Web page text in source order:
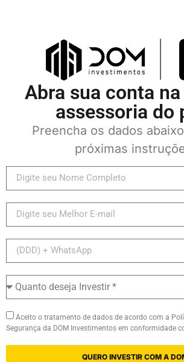
Abra sua conta
assessoria do
Preencha os dados
próximas
Aceito o tratamento de dados de acordo com a
Segurança da DOM Investimentos em conformidade
QUERO INVESTIR COM A